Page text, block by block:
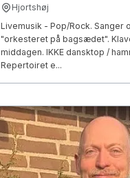
Hjortshøj
Livemusik - Pop/Rock. Sanger
"orkesteret på bagsædet".
middagen. IKKE dansktop /
Repertoiret e...